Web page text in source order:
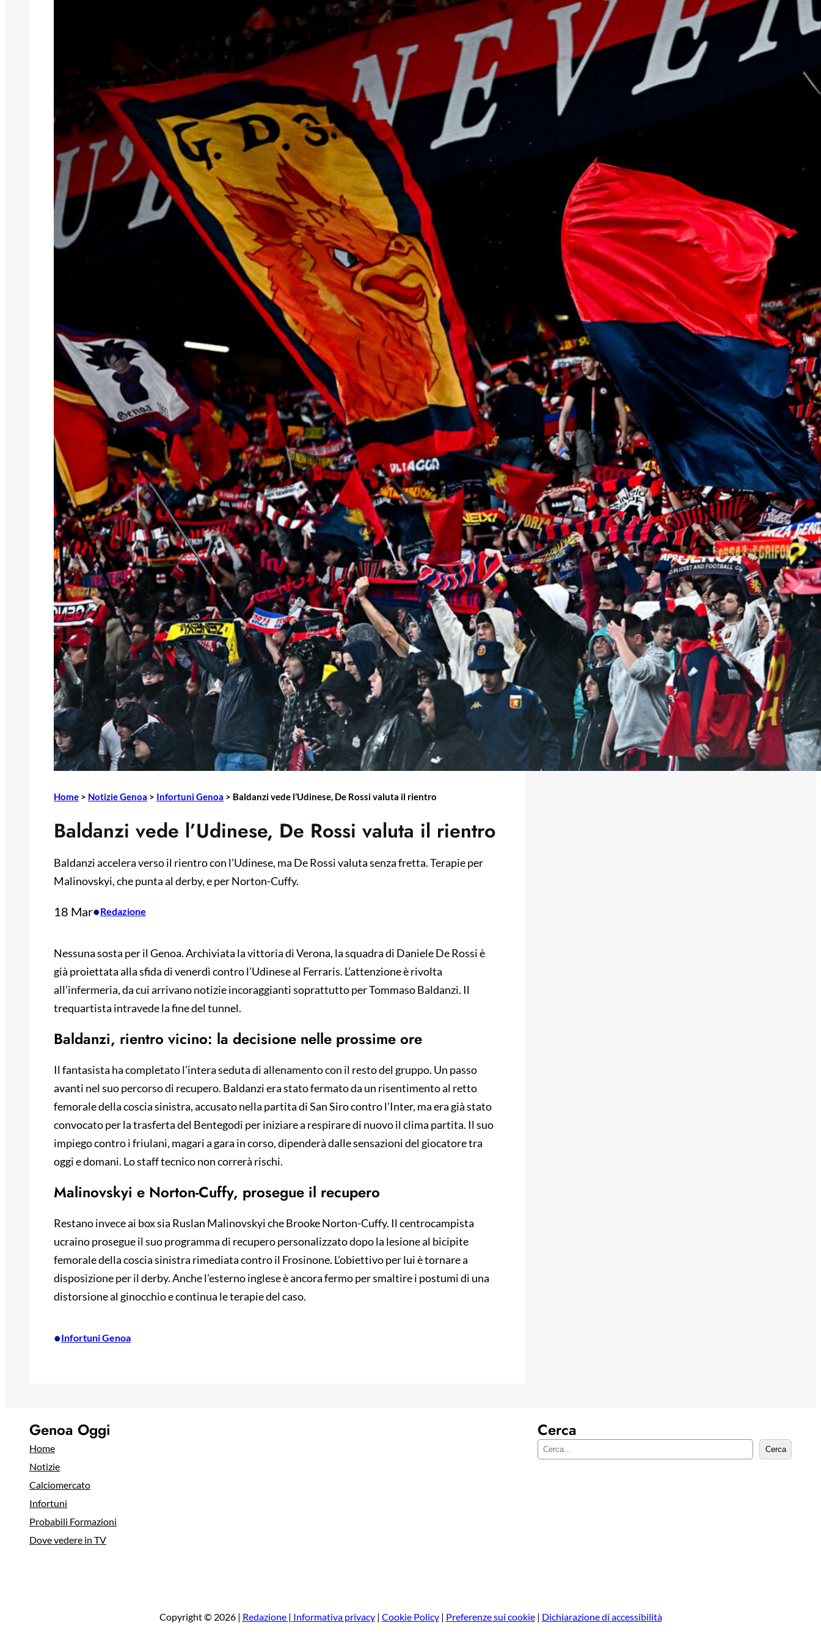
Home > Notizie Genoa > Infortuni Genoa > Baldanzi vede l’Udinese, De Rossi valuta il rientro
Baldanzi vede l’Udinese, De Rossi valuta il rientro
Baldanzi accelera verso il rientro con l’Udinese, ma De Rossi valuta senza fretta. Terapie per
Malinovskyi, che punta al derby, e per Norton-Cuffy.
18 Mar•Redazione
Nessuna sosta per il Genoa. Archiviata la vittoria di Verona, la squadra di Daniele De Rossi è
già proiettata alla sfida di venerdì contro l’Udinese al Ferraris. L’attenzione è rivolta
all’infermeria, da cui arrivano notizie incoraggianti soprattutto per Tommaso Baldanzi. Il
trequartista intravede la fine del tunnel.
Baldanzi, rientro vicino: la decisione nelle prossime ore
Il fantasista ha completato l’intera seduta di allenamento con il resto del gruppo. Un passo
avanti nel suo percorso di recupero. Baldanzi era stato fermato da un risentimento al retto
femorale della coscia sinistra, accusato nella partita di San Siro contro l’Inter, ma era già stato
convocato per la trasferta del Bentegodi per iniziare a respirare di nuovo il clima partita. Il suo
impiego contro i friulani, magari a gara in corso, dipenderà dalle sensazioni del giocatore tra
oggi e domani. Lo staff tecnico non correrà rischi.
Malinovskyi e Norton-Cuffy, prosegue il recupero
Restano invece ai box sia Ruslan Malinovskyi che Brooke Norton-Cuffy. Il centrocampista
ucraino prosegue il suo programma di recupero personalizzato dopo la lesione al bicipite
femorale della coscia sinistra rimediata contro il Frosinone. L’obiettivo per lui è tornare a
disposizione per il derby. Anche l’esterno inglese è ancora fermo per smaltire i postumi di una
distorsione al ginocchio e continua le terapie del caso.
•Infortuni Genoa
7 Agosto 2026
Corsa a tre per Piccoli, il Bologna
prova a superare il Genoa con
un’offerta definitiva
7 Agosto 2026
Genoa Oggi
Home
Notizie
Calciomercato
Infortuni
Probabili Formazioni
Dove vedere in TV
Cerca
C
Cerca
Copyright © 2026 | Redazione | Informativa privacy| Cookie Policy| Preferenze sui cookie| Dichiarazione di accessibilità